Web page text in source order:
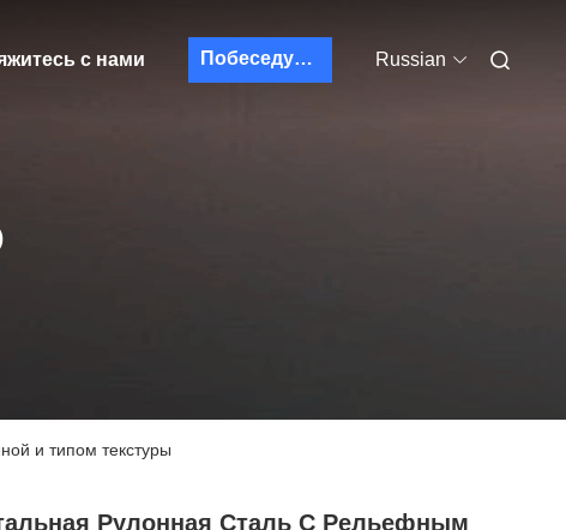
с нами Побеседуйте теперь Russian
и типом текстуры
Рулонная Сталь С Рельефным